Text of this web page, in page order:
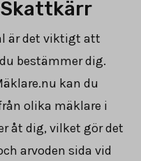
är det viktigt att
bestämmer dig.
kan du
olika mäklare i
åt dig, vilket gör det
arvoden sida vid